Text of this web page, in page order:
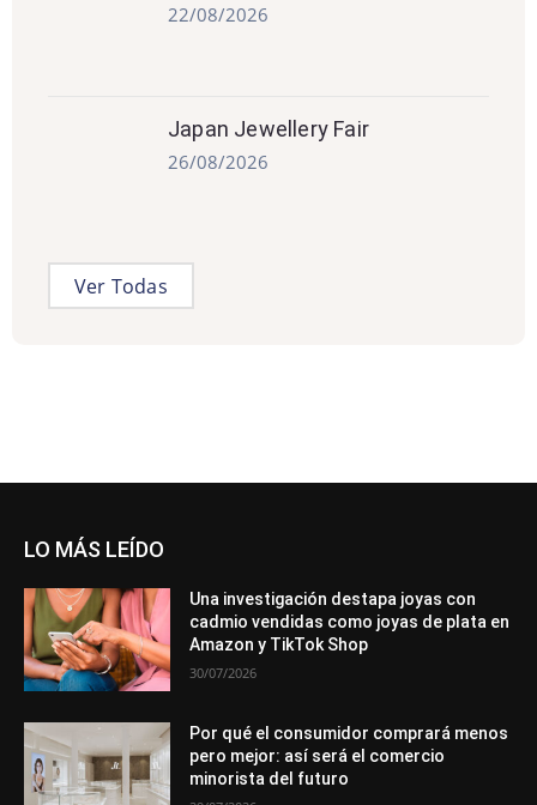
22/08/2026
Japan Jewellery Fair
26/08/2026
Ver Todas
LO MÁS LEÍDO
Una investigación destapa joyas con
cadmio vendidas como joyas de plata en
Amazon y TikTok Shop
30/07/2026
Por qué el consumidor comprará menos
pero mejor: así será el comercio
minorista del futuro